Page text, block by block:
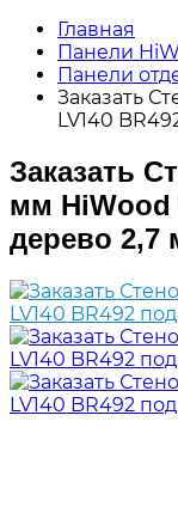
Главная
Панели
Панели
Заказать
LV140
Заказать
мм HiWood
дерево 2,7